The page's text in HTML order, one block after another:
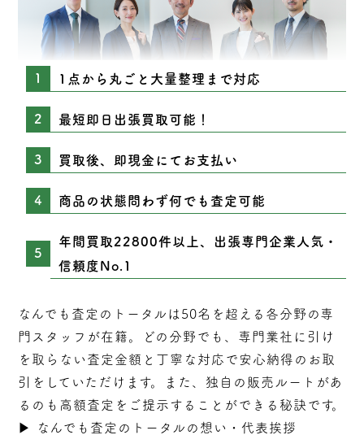
1点から丸ごと大量整理まで対応
最短即日出張買取可能！
買取後、即現金にてお支払い
商品の状態問わず何でも査定可能
年間買取22800件以上、出張専門企業人気・
信頼度No.1
なんでも査定のトータルは50名を超える各分野の専
門スタッフが在籍。どの分野でも、専門業社に引け
を取らない査定 金額と丁寧な対応で安心納得のお取
引をしていただけます。また、独自の販売ルートがあ
るのも高額査定をご提示することができる秘訣です。
▶︎
なんでも査定のトータルの想い・代表挨拶